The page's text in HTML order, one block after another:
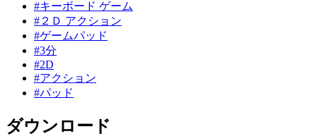
#キーボード ゲーム
#２Ｄ アクション
#ゲームパッド
#3分
#2D
#アクション
#パッド
ダウンロード